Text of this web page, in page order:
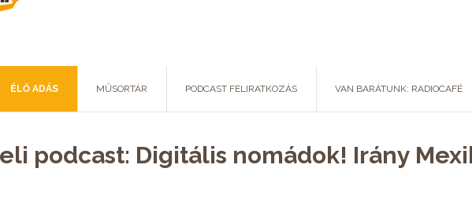
ÉLŐ ADÁS MŰSORTÁR PODCAST FELIRATKOZÁS VAN BARÁTUNK: RADIOCAFÉ
podcast: Digitális nomádok! Irány